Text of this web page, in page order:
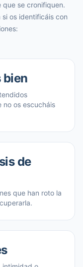
que se cronifiquen.
os identificáis con
bien
no os escucháis
de
que han roto la